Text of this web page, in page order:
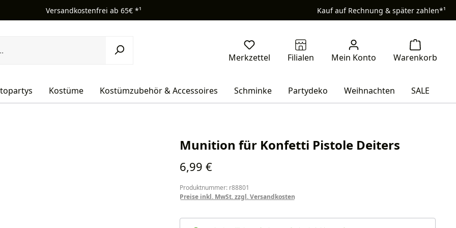
Versandkostenfrei ab 65€ *¹ Kauf auf Rechnung & später zahlen*¹
Kostüme Kostümzubehör & Accessoires Schminke Partydeko Weihnachten SALE
Munition für Konfetti Pistole Deiters
Regulärer Preis:
6,99 €
Produktnummer: r88801
Preise inkl. MwSt. zzgl. Versandkosten